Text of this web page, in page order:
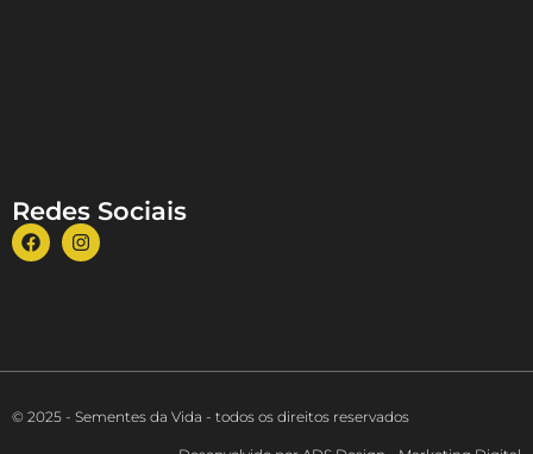
Redes Sociais
© 2025 - Sementes da Vida - todos os direitos reservados